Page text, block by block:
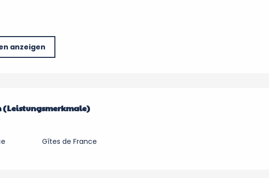
anzeigen
(Leistungsmerkmale)
(Leistungsmerkmale)
Gîtes de France